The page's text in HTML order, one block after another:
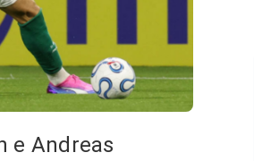
e Andreas